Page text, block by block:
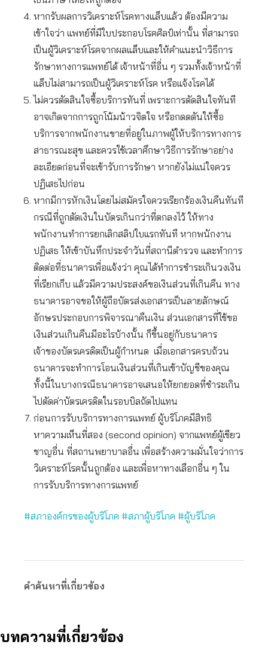
หากรับผลการวิเคราะห์โรคทางแล็บแล้ว ต้องมีความ
เข้าใจว่า แพทย์ที่มีใบประกอบโรคศิลป์เท่านั้น ที่สามารถ
เป็นผู้วิเคราะห์โรคจากผลแล็บและให้คำแนะนำวิธีการ
รักษาทางการแพทย์ได้ เจ้าหน้าที่อื่น ๆ รวมทั้งเจ้าหน้าที่
แล็บไม่สามารถเป็นผู้วิเคราะห์โรค หรือแจ้งโรคได้
ไม่ควรตัดสินใจซื้อบริการทันที่ เพราะการตัดสินใจทันที
อาจเกิดจากการถูกโน้มน้าวจิตใจ หรือกดดดันให้ซื้อ
บริการจากพนักงานขายที่อยู่ในภาพผู้ให้บริการทางการ
สาธารณะสุข และควรใช้เวลาศึกษาวิธีการรักษาอย่าง
ละเอียดก่อนที่จะเข้ารับการรักษา หากยังไม่แน่ใจควร
ปฏิเสธไปก่อน
หากมีการหักเงินโดยไม่สมัครใจควรเรียกร้องเงินคืนทันที
กรณีที่ถูกตัดเงินในบัตรเกินกว่าที่ตกลงไว้ ให้ทาง
พนักงานทำการยกเลิกสลิปใบแรกทันที หากพนักงาน
ปฏิเสธ ให้เข้าบันทึกประจำวันที่สถานีตำรวจ และทำการ
ติดต่อที่ธนาคารเพื่อแจ้งว่า คุณได้ทำการชำระเกินวงเงิน
ที่เรียกเก็บ แล้วมีความประสงค์ขอเงินส่วนที่เกินคืน ทาง
ธนาคารอาจขอให้ผู้ถือบัตรส่งเอกสารเป็นลายลักษณ์
อักษรประกอบการพิจารณาคืนเงิน ส่วนเอกสารที่ใช้ขอ
เงินส่วนเกินคืนมีอะไรบ้างนั้น ก็ขึ้นอยู่กับธนาคาร
เจ้าของบัตรเครดิตเป็นผู้กำหนด เมื่อเอกสารครบถ้วน
ธนาคารจะทำการโอนเงินส่วนที่เกินเข้าบัญชีของคุณ
ทั้งนี้ในบางกรณีธนาคารอาจเสนอให้ยกยอดที่ชำระเกิน
ไปตัดค่าบัตรเครดิตในรอบบิลถัดไปแทน
ก่อนการรับบริการทางการแพทย์ ผู้บริโภคมีสิทธิ
หาความเห็นที่สอง (second opinion) จากแพทย์ผู้เชียว
ชาญอื่น ที่สถานพยาบาลอื่น เพื่อสร้างความมั่นใจว่าการ
วิเคราะห์โรคนั้นถูกต้อง และเพื่อหาทางเลือกอื่น ๆ ใน
การรับบริการทางการแพทย์
#สภาองค์กรของผู้บริโภค #สภาผู้บริโภค #ผู้บริโภค
คำค้นหาที่เกี่ยวข้อง
บทความที่เกี่ยวข้อง